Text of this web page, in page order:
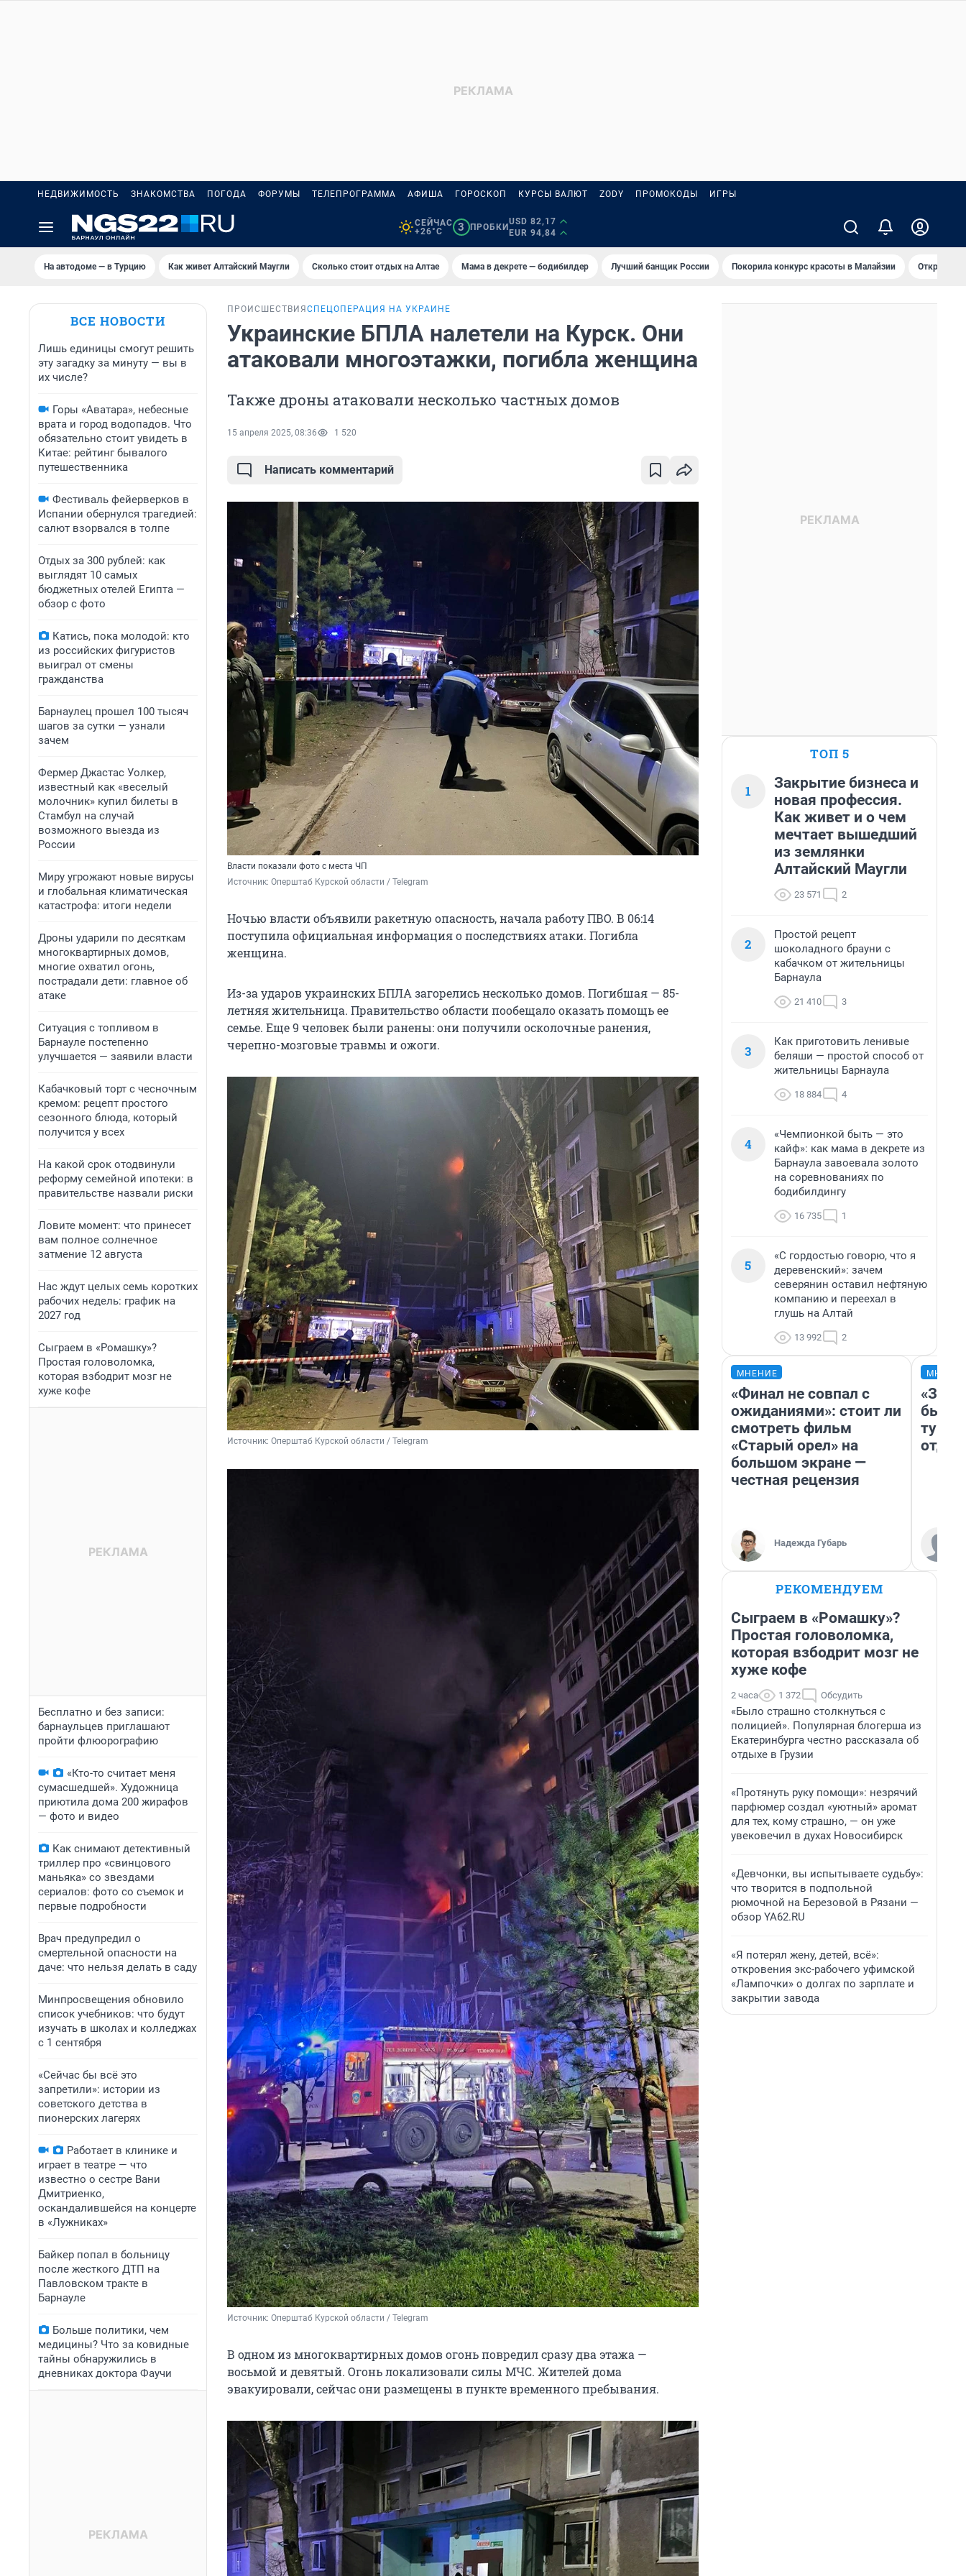
НЕДВИЖИМОСТЬ ЗНАКОМСТВА ПОГОДА ФОРУМЫ ТЕЛЕПРОГРАММА АФИША ГОРОСКОП КУРСЫ ВАЛЮТ ZODY ПРОМОКОДЫ ИГРЫ
СЕЙЧАС
+26°C
3 ПРОБКИ
USD 82,17
EUR 94,84
На автодоме — в Турцию Как живет Алтайский Маугли Сколько стоит отдых на Алтае Мама в декрете — бодибилдер Лучший банщик России Покорила конкурс красоты в Малайзии Открыл
ВСЕ НОВОСТИ
Лишь единицы смогут решить
эту загадку за минуту — вы в
их числе?
Горы «Аватара», небесные
врата и город водопадов. Что
обязательно стоит увидеть в
Китае: рейтинг бывалого
путешественника
Фестиваль фейерверков в
Испании обернулся трагедией:
салют взорвался в толпе
Отдых за 300 рублей: как
выглядят 10 самых
бюджетных отелей Египта —
обзор с фото
Катись, пока молодой: кто
из российских фигуристов
выиграл от смены
гражданства
Барнаулец прошел 100 тысяч
шагов за сутки — узнали
зачем
Фермер Джастас Уолкер,
известный как «веселый
молочник» купил билеты в
Стамбул на случай
возможного выезда из
России
Миру угрожают новые вирусы
и глобальная климатическая
катастрофа: итоги недели
Дроны ударили по десяткам
многоквартирных домов,
многие охватил огонь,
пострадали дети: главное об
атаке
Ситуация с топливом в
Барнауле постепенно
улучшается — заявили власти
Кабачковый торт с чесночным
кремом: рецепт простого
сезонного блюда, который
получится у всех
На какой срок отодвинули
реформу семейной ипотеки: в
правительстве назвали риски
Ловите момент: что принесет
вам полное солнечное
затмение 12 августа
Нас ждут целых семь коротких
рабочих недель: график на
2027 год
Сыграем в «Ромашку»?
Простая головоломка,
которая взбодрит мозг не
хуже кофе
Бесплатно и без записи:
барнаульцев приглашают
пройти флюорографию
«Кто-то считает меня
сумасшедшей». Художница
приютила дома 200 жирафов
— фото и видео
Как снимают детективный
триллер про «свинцового
маньяка» со звездами
сериалов: фото со съемок и
первые подробности
Врач предупредил о
смертельной опасности на
даче: что нельзя делать в саду
Минпросвещения обновило
список учебников: что будут
изучать в школах и колледжах
с 1 сентября
«Сейчас бы всё это
запретили»: истории из
советского детства в
пионерских лагерях
Работает в клинике и
играет в театре — что
известно о сестре Вани
Дмитриенко,
оскандалившейся на концерте
в «Лужниках»
Байкер попал в больницу
после жесткого ДТП на
Павловском тракте в
Барнауле
Больше политики, чем
медицины? Что за ковидные
тайны обнаружились в
дневниках доктора Фаучи
ПРОИСШЕСТВИЯ СПЕЦОПЕРАЦИЯ НА УКРАИНЕ
Украинские БПЛА налетели на Курск. Они
атаковали многоэтажки, погибла женщина
Также дроны атаковали несколько частных домов
15 апреля 2025, 08:36 1 520
Написать комментарий
Власти показали фото с места ЧП
Источник: Оперштаб Курской области / Telegram
Ночью власти объявили ракетную опасность, начала работу ПВО. В 06:14
поступила официальная информация о последствиях атаки. Погибла
женщина.
Из-за ударов украинских БПЛА загорелись несколько домов. Погибшая — 85-
летняя жительница. Правительство области пообещало оказать помощь ее
семье. Еще 9 человек были ранены: они получили осколочные ранения,
черепно-мозговые травмы и ожоги.
Источник: Оперштаб Курской области / Telegram
Источник: Оперштаб Курской области / Telegram
В одном из многоквартирных домов огонь повредил сразу два этажа —
восьмой и девятый. Огонь локализовали силы МЧС. Жителей дома
эвакуировали, сейчас они размещены в пункте временного пребывания.
ТОП 5
1
Закрытие бизнеса и
новая профессия.
Как живет и о чем
мечтает вышедший
из землянки
Алтайский Маугли
23 571 2
2
Простой рецепт
шоколадного брауни с
кабачком от жительницы
Барнаула
21 410 3
3
Как приготовить ленивые
беляши — простой способ от
жительницы Барнаула
18 884 4
4
«Чемпионкой быть — это
кайф»: как мама в декрете из
Барнаула завоевала золото
на соревнованиях по
бодибилдингу
16 735 1
5
«С гордостью говорю, что я
деревенский»: зачем
северянин оставил нефтяную
компанию и переехал в
глушь на Алтай
13 992 2
МНЕНИЕ
«Финал не совпал с
ожиданиями»: стоит ли
смотреть фильм
«Старый орел» на
большом экране —
честная рецензия
Надежда Губарь
«За
были
РЕКОМЕНДУЕМ
Сыграем в «Ромашку»?
Простая головоломка,
которая взбодрит мозг не
хуже кофе
2 часа 1 372 Обсудить
«Было страшно столкнуться с
полицией». Популярная блогерша из
Екатеринбурга честно рассказала об
отдыхе в Грузии
«Протянуть руку помощи»: незрячий
парфюмер создал «уютный» аромат
для тех, кому страшно, — он уже
увековечил в духах Новосибирск
«Девчонки, вы испытываете судьбу»:
что творится в подпольной
рюмочной на Березовой в Рязани —
обзор YA62.RU
«Я потерял жену, детей, всё»:
откровения экс-рабочего уфимской
«Лампочки» о долгах по зарплате и
закрытии завода